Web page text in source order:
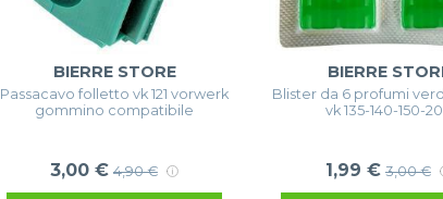
BIERRE STORE
Passacavo folletto vk 121 vorwerk
gommino compatibile
3,00 € 4,90 €
BIERRE
Blister da 6 profumi
vk 135-140-150-
1,99 € 3,00 €